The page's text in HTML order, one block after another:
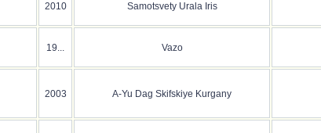
2010 Samotsvety Urala Iris
19... Vazo
2003 A-Yu Dag Skifskiye Kurgany